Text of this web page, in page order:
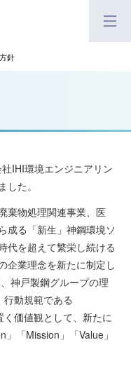
針
IHI環境エンジニアリン
た。
棄物処理関連事業、医
成る「新生」神鋼環境ソ
代を超えて繁栄し続ける
企業理念を新たに制定し
神戸製鋼グループの理
動規範である
く価値観として、新たに
「Mission」「Value」